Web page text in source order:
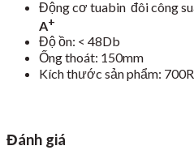
Động cơ tuabin đôi công
A+
Độ ồn: < 48Db
Ống thoát: 150mm
Kích thước sản phẩm:
Đánh giá